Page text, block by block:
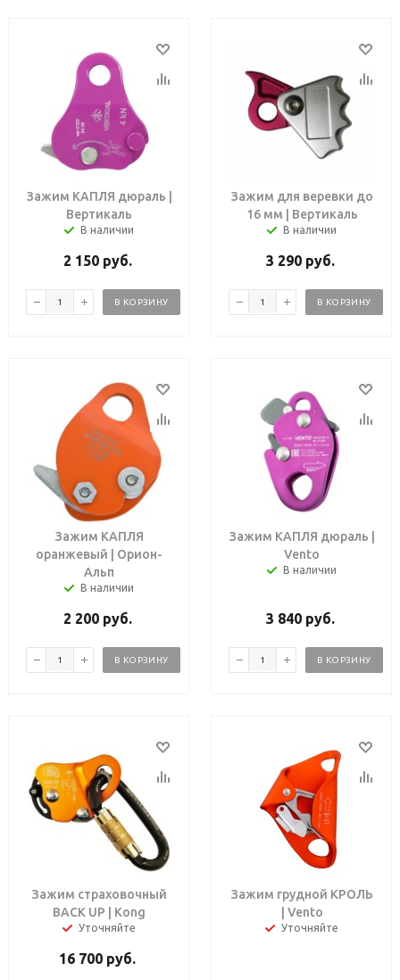
Зажим КАПЛЯ дюраль |
Вертикаль
В наличии
2 150руб.
В КОРЗИНУ
Зажим для веревки до
16 мм | Вертикаль
В наличии
3 290руб.
В КОРЗИНУ
Зажим КАПЛЯ
оранжевый | Орион-
Альп
В наличии
2 200руб.
В КОРЗИНУ
Зажим КАПЛЯ дюраль |
Vento
В наличии
3 840руб.
В КОРЗИНУ
Зажим страховочный
BACK UP | Kong
Уточняйте
16 700 руб.
Зажим грудной КРОЛЬ
| Vento
Уточняйте